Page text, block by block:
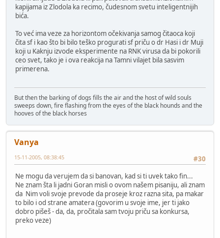
kapijama iz Zlodola ka recimo, čudesnom svetu inteligentnijih
bića.
To već ima veze za horizontom očekivanja samog čitaoca koji
čita sf i kao što bi bilo teško progurati sf priču o dr Hasi i dr Muji
koji u Kaknju izvode eksperimente na RNK virusa da bi pokorili
ceo svet, tako je i ova reakcija na Tamni vilajet bila sasvim
primerena.
But then the barking of dogs fills the air and the host of wild souls
sweeps down, fire flashing from the eyes of the black hounds and the
hooves of the black horses
Vanya
#30
15-11-2005, 08:38:45
Ne mogu da verujem da si banovan, kad si ti uvek tako fin...
Ne znam šta li jadni Goran misli o ovom našem pisaniju, ali znam
da Nim voli svoje prevode da proseje kroz razna sita, pa makar
to bilo i od strane amatera (govorim u svoje ime, jer ti jako
dobro pišeš - da, da, pročitala sam tvoju priču sa konkursa,
preko veze)